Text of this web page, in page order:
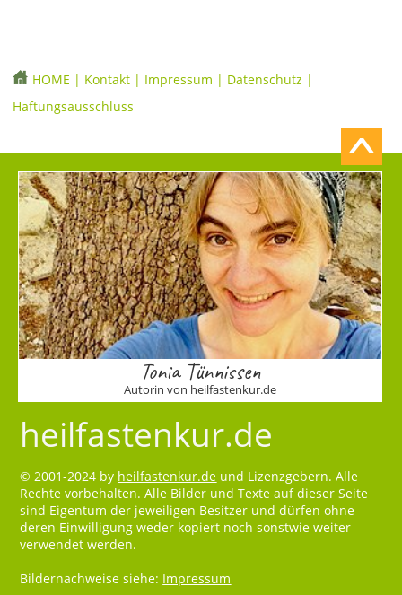
HOME | Kontakt | Impressum | Datenschutz |
Haftungsausschluss
Tonia Tünnissen
Autorin von heilfastenkur.de
heilfastenkur.de
© 2001-2024 by heilfastenkur.de und Lizenzgebern. Alle
Rechte vorbehalten. Alle Bilder und Texte auf dieser Seite
sind Eigentum der jeweiligen Besitzer und dürfen ohne
deren Einwilligung weder kopiert noch sonstwie weiter
verwendet werden.
Bildernachweise siehe: Impressum